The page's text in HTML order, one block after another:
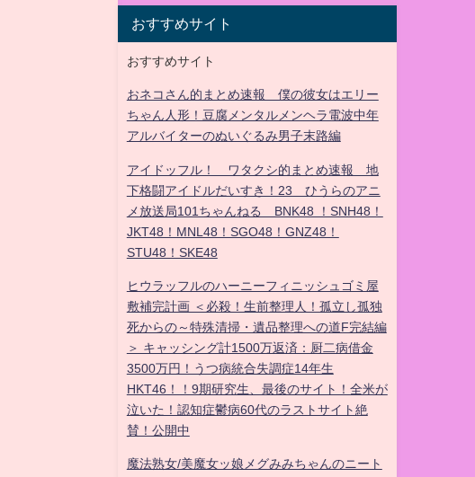
おすすめサイト
おすすめサイト
おネコさん的まとめ速報 僕の彼女はエリー
ちゃん人形！豆腐メンタルメンヘラ電波中年
アルバイターのぬいぐるみ男子末路編
アイドッフル！ ワタクシ的まとめ速報 地
下格闘アイドルだいすき！23 ひうらのアニ
メ放送局101ちゃんねる BNK48 ！SNH48！
JKT48！MNL48！SGO48！GNZ48！
STU48！SKE48
ヒウラッフルのハーニーフィニッシュゴミ屋
敷補完計画 ＜必殺！生前整理人！孤立し孤独
死からの～特殊清掃・遺品整理への道F完結編
＞ キャッシング計1500万返済：厨二病借金
3500万円！うつ病統合失調症14年生
HKT46！！9期研究生、最後のサイト！全米が
泣いた！認知症鬱病60代のラストサイト絶
賛！公開中
魔法熟女/美魔女ッ娘メグみみちゃんのニート